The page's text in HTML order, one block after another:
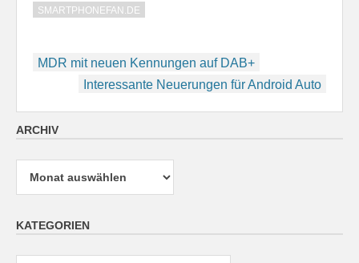
SMARTPHONEFAN.DE
Beitragsnavigation
MDR mit neuen Kennungen auf DAB+
Interessante Neuerungen für Android Auto
ARCHIV
Archiv
KATEGORIEN